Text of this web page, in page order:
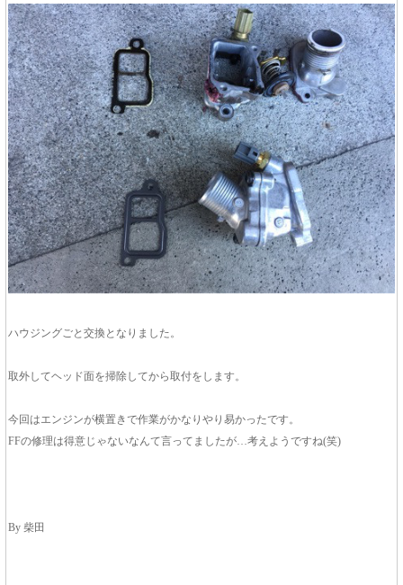
ハウジングごと交換となりました。
取外してヘッド面を掃除してから取付をします。
今回はエンジンが横置きで作業がかなりやり易かったです。
FFの修理は得意じゃないなんて言ってましたが…考えようですね(笑)
By 柴田